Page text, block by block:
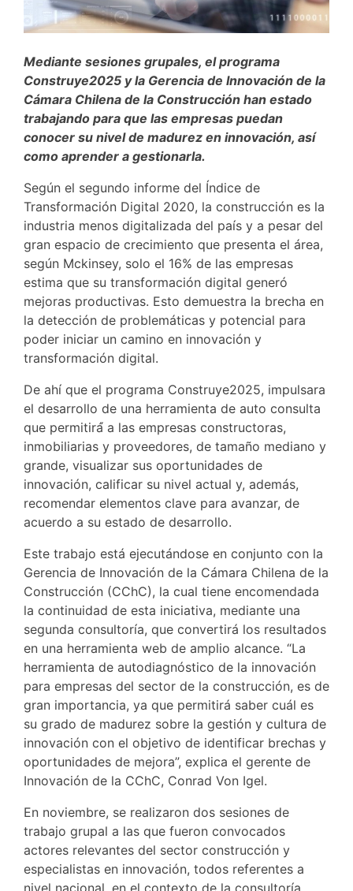
Mediante sesiones grupales, el programa
Construye2025 y la Gerencia de Innovación de la
Cámara Chilena de la Construcción han estado
trabajando para que las empresas puedan
conocer su nivel de madurez en innovación, así
como aprender a gestionarla.
Según el segundo informe del Índice de
Transformación Digital 2020, la construcción es la
industria menos digitalizada del país y a pesar del
gran espacio de crecimiento que presenta el área,
según Mckinsey, solo el 16% de las empresas
estima que su transformación digital generó
mejoras productivas. Esto demuestra la brecha en
la detección de problemáticas y potencial para
poder iniciar un camino en innovación y
transformación digital.
De ahí que el programa Construye2025, impulsara
el desarrollo de una herramienta de auto consulta
que permitirá́ a las empresas constructoras,
inmobiliarias y proveedores, de tamaño mediano y
grande, visualizar sus oportunidades de
innovación, calificar su nivel actual y, además,
recomendar elementos clave para avanzar, de
acuerdo a su estado de desarrollo.
Este trabajo está ejecutándose en conjunto con la
Gerencia de Innovación de la Cámara Chilena de la
Construcción (CChC), la cual tiene encomendada
la continuidad de esta iniciativa, mediante una
segunda consultoría, que convertirá los resultados
en una herramienta web de amplio alcance. “La
herramienta de autodiagnóstico de la innovación
para empresas del sector de la construcción, es de
gran importancia, ya que permitirá saber cuál es
su grado de madurez sobre la gestión y cultura de
innovación con el objetivo de identificar brechas y
oportunidades de mejora”, explica el gerente de
Innovación de la CChC, Conrad Von Igel.
En noviembre, se realizaron dos sesiones de
trabajo grupal a las que fueron convocados
actores relevantes del sector construcción y
especialistas en innovación, todos referentes a
nivel nacional, en el contexto de la consultoría